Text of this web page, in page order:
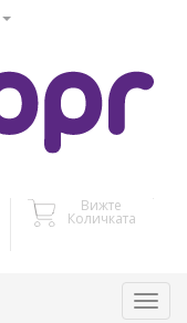
Вижте
Количката